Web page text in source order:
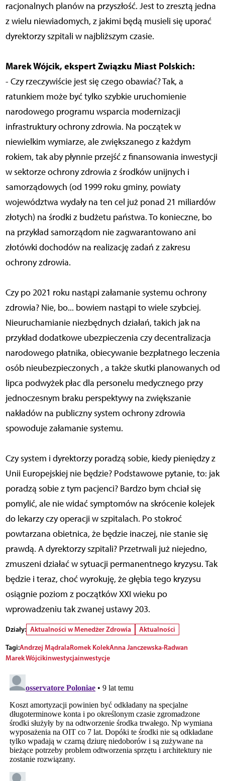
racjonalnych planów na przyszłość. Jest to zresztą jedna
z wielu niewiadomych, z jakimi będą musieli się uporać
dyrektorzy szpitali w najbliższym czasie.
Marek Wójcik, ekspert Związku Miast Polskich:
- Czy rzeczywiście jest się czego obawiać? Tak, a
ratunkiem może być tylko szybkie uruchomienie
narodowego programu wsparcia modernizacji
infrastruktury ochrony zdrowia. Na początek w
niewielkim wymiarze, ale zwiększanego z każdym
rokiem, tak aby płynnie przejść z finansowania inwestycji
w sektorze ochrony zdrowia z środków unijnych i
samorządowych (od 1999 roku gminy, powiaty
województwa wydały na ten cel już ponad 21 miliardów
złotych) na środki z budżetu państwa. To konieczne, bo
na przykład samorządom nie zagwarantowano ani
złotówki dochodów na realizację zadań z zakresu
ochrony zdrowia.
Czy po 2021 roku nastąpi załamanie systemu ochrony
zdrowia? Nie, bo... bowiem nastąpi to wiele szybciej.
Nieuruchamianie niezbędnych działań, takich jak na
przykład dodatkowe ubezpieczenia czy decentralizacja
narodowego płatnika, obiecywanie bezpłatnego leczenia
osób nieubezpieczonych , a także skutki planowanych od
lipca podwyżek płac dla personelu medycznego przy
jednoczesnym braku perspektywy na zwiększanie
nakładów na publiczny system ochrony zdrowia
spowoduje załamanie systemu.
Czy system i dyrektorzy poradzą sobie, kiedy pieniędzy z
Unii Europejskiej nie będzie? Podstawowe pytanie, to: jak
poradzą sobie z tym pacjenci? Bardzo bym chciał się
pomylić, ale nie widać symptomów na skrócenie kolejek
do lekarzy czy operacji w szpitalach. Po stokroć
powtarzana obietnica, że będzie inaczej, nie stanie się
prawdą. A dyrektorzy szpitali? Przetrwali już niejedno,
zmuszeni działać w sytuacji permanentnego kryzysu. Tak
będzie i teraz, choć wyrokuję, że głębia tego kryzysu
osiągnie poziom z początków XXI wieku po
wprowadzeniu tak zwanej ustawy 203.
Działy: Aktualności w Menedżer Zdrowia
Aktualności
Tagi:Andrzej MądralaRomek KolekAnna Janczewska-Radwan
Marek Wójcikinwestycjainwestycje